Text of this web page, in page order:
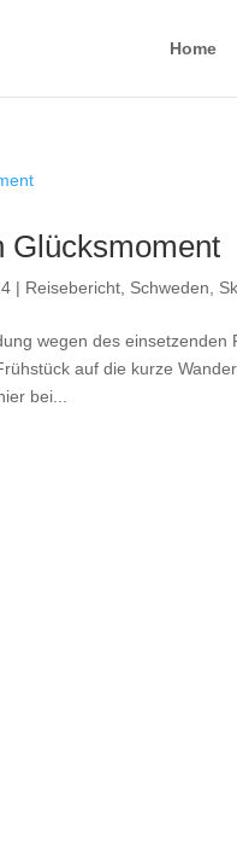
Home
Glücksmoment
| Reisebericht Schweden
wegen des
auf die kurze
bei...